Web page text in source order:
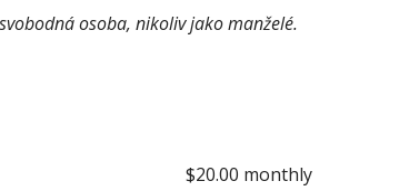
osoba, nikoliv jako manželé.
$20.00 monthly